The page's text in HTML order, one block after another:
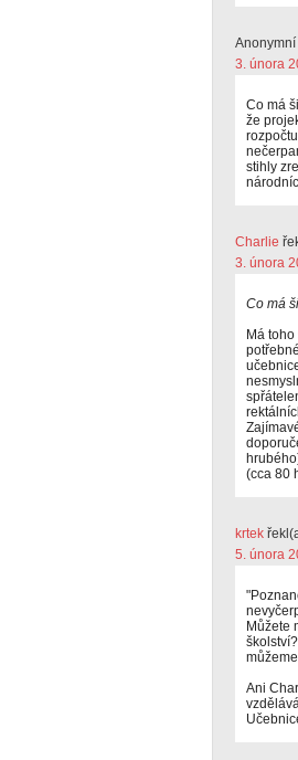
3. února
Co má
že
stihly
Charlie
3. února
Co má
Má
(cca 80
krtek
5. února
Můžete
Ani